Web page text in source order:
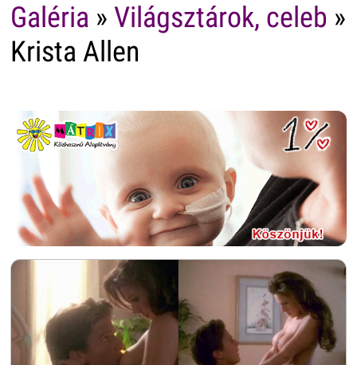
Galéria » Világsztárok, celeb »
Krista Allen